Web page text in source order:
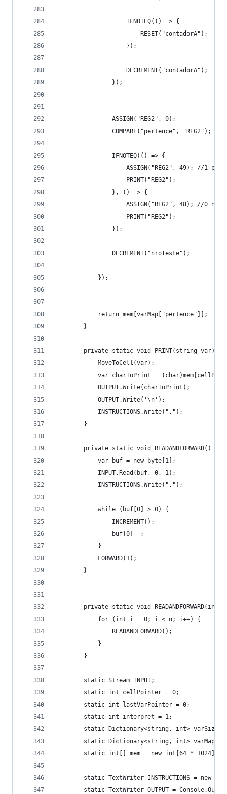
                    IFNOTEQ(() => {
                        RESET("contadorA");
                    });
                    DECREMENT("contadorA");
                });
                ASSIGN("REG2", 0);
                COMPARE("pertence", "REG2");
                IFNOTEQ(() => {
ASSIGN("REG2", 49); //1
                    PRINT("REG2");
                }, () => {
ASSIGN("REG2", 48); //0 nao
                    PRINT("REG2");
                });
                DECREMENT("nroTeste");
            });
            return mem[varMap["pertence"]];
        }
        private static void PRINT(string var) {
            MoveToCell(var);
var charToPrint =
            OUTPUT.Write(charToPrint);
            OUTPUT.Write('\n');
            INSTRUCTIONS.Write(".");
        }
        private static void READANDFORWARD() {
            var buf = new byte[1];
            INPUT.Read(buf, 0, 1);
            INSTRUCTIONS.Write(",");
            while (buf[0] > 0) {
                INCREMENT();
                buf[0]--;
            }
            FORWARD(1);
        }
private static void READANDFORWARD(int
            for (int i = 0; i < n; i++) {
                READANDFORWARD();
            }
        }
        static Stream INPUT;
        static int cellPointer = 0;
        static int lastVarPointer = 0;
        static int interpret = 1;
static Dictionary<string, int> varSize
static Dictionary<string, int> varMap =
        static int[] mem = new int[64 * 1024];
static TextWriter INSTRUCTIONS = new
        static TextWriter OUTPUT = Console.Out;